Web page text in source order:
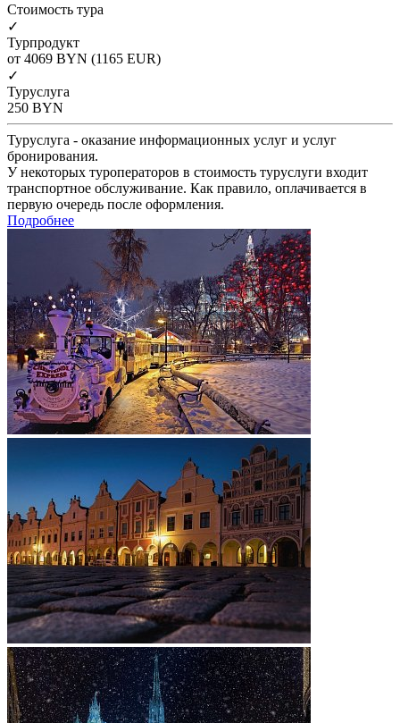
Cтоимость тура
✓
Турпродукт
от 4069 BYN (1165 EUR)
✓
Туруслуга
250 BYN
Туруслуга - оказание информационных услуг и услуг
бронирования.
У некоторых туроператоров в стоимость туруслуги входит
транспортное обслуживание. Как правило, оплачивается в
первую очередь после оформления.
Подробнее